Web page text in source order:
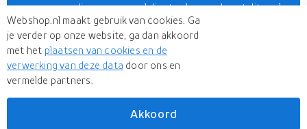
voor mensen die een normaal dieet volgen, gebeurt dit veel
als iemand een volledig veganistisch dieet volgt. Deze situatie
kan een aantal onaangename bijwerkingen veroorzaken. De
meest voor de hand liggende effecten zijn een opgeblazen
gevoel en winderigheid. Ook kunnen te veel vezels in het
voedsel het verteringsproces aanzienlijk vertragen. Hierdoor
voelt iemand zich lange tijd te vol. Het eten van te veel vezels
kan soms leiden tot constipatie of in andere gevallen diarree.
Webshop.nl maakt gebruik van cookies. Ga
je verder op onze website, ga dan akkoord
met het plaatsen van cookies en de
verwerking van deze data door ons en
vermelde partners.
Akkoord